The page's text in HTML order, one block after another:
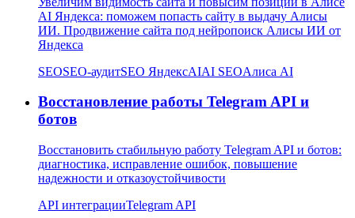
AI Яндекса: поможем попасть сайту в выдачу Алисы
ИИ. Продвижение сайта под нейропоиск Алисы ИИ от
Яндекса
SEOSEO-аудитSEO ЯндексAIAI SEOАлиса AI
Восстановление работы Telegram API и
ботов
Восстановить стабильную работу Telegram API и ботов:
диагностика, исправление ошибок, повышение
надежности и отказоустойчивости
API интеграцииTelegram API